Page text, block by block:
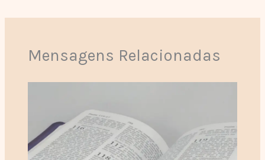
Mensagens Relacionadas